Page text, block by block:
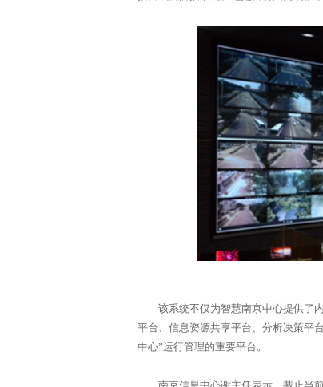
该系统不仅为智慧南京中心提供了内
平台、信息资源共享平台、分析决策平
中心”运行管理的重要平台。